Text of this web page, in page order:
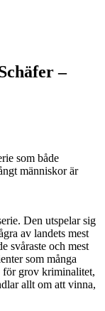
–
som både
människor är
Den utspelar sig
av landets mest
svåraste och mest
som många
för grov kriminalitet,
allt om att vinna,